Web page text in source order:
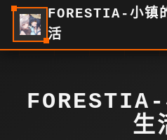
FORESTIA-小镇
活
生